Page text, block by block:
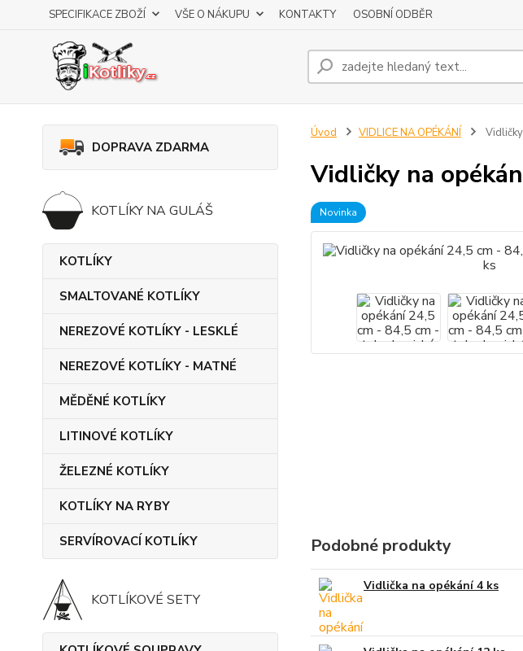
SPECIFIKACE ZBOŽÍ VŠE O NÁKUPU KONTAKTY OSOBNÍ ODBĚR
DOPRAVA ZDARMA
KOTLÍKY NA GULÁŠ
KOTLÍKY
SMALTOVANÉ KOTLÍKY
NEREZOVÉ KOTLÍKY - LESKLÉ
NEREZOVÉ KOTLÍKY - MATNÉ
MĚDĚNÉ KOTLÍKY
LITINOVÉ KOTLÍKY
ŽELEZNÉ KOTLÍKY
KOTLÍKY NA RYBY
SERVÍROVACÍ KOTLÍKY
KOTLÍKOVÉ SETY
Úvod VIDLICE NA OPÉKÁNÍ
Vidličky na
Novinka
Podobné produkty
Vidlička na opékání 4 ks